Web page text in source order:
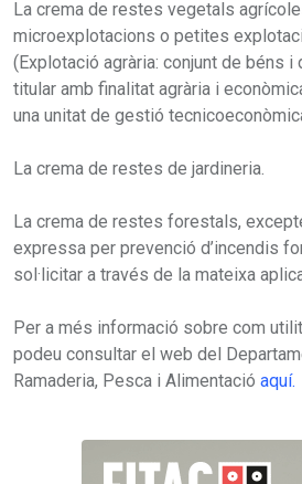
La crema de restes vegetals
microexplotacions o petites
(Explotació agrària: conjunt de béns
titular amb finalitat agrària i
una unitat de gestió
La crema de restes de jardineria.
La crema de restes forestals,
expressa per prevenció d’incendis
sol·licitar a través de la mateixa
Per a més informació sobre com
podeu consultar el web del
Ramaderia, Pesca i Alimentació aquí.